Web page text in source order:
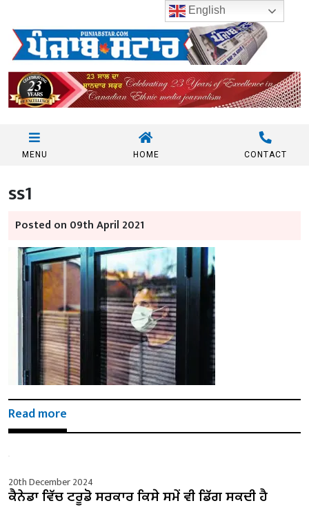
MENU HOME CONTACT
ss1
Posted on 09th April 2021
Read more
20th December 2024
ਕੈਨੇਡਾ ਵਿੱਚ ਟਰੂਡੋ ਸਰਕਾਰ ਕਿਸੇ ਸਮੇਂ ਵੀ ਡਿੱਗ ਸਕਦੀ ਹੈ
English